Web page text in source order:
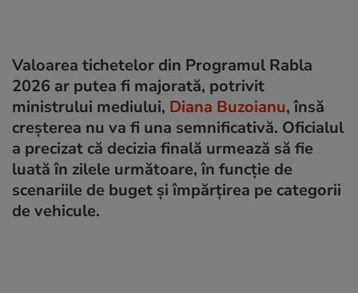
Valoarea tichetelor din Programul Rabla
2026 ar putea fi majorată, potrivit
ministrului mediului, Diana Buzoianu, însă
creșterea nu va fi una semnificativă. Oficialul
a precizat că decizia finală urmează să fie
luată în zilele următoare, în funcție de
scenariile de buget și împărțirea pe categorii
de vehicule.